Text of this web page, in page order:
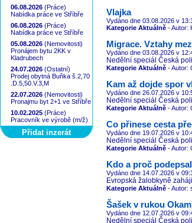
06.08.2026 (Práce)
Nabídka práce ve Stříbře
06.08.2026 (Práce)
Nabídka práce ve Stříbře
05.08.2026 (Nemovitosti)
Pronájem bytu 2KK v
Kladrubech
24.07.2026 (Ostatní)
Prodej obytná Buňka š.2,70
.D.5,50.V.3,M
22.07.2026 (Nemovitosti)
Pronajmu byt 2+1 ve Stříbře
10.02.2025 (Práce)
Pracovník ve výrobě (m/ž)
Přidat inzerát
Vlajka
Vydáno dne 03.08.2026 v
Kategorie Aktuálně - Autor:
Migrace. Vztahy
Vydáno dne 03.08.2026 v
Nedělní speciál Česká
Kategorie Aktuálně - Autor:
Kam až dojde spor
Vydáno dne 26.07.2026 v
Nedělní speciál Česká
Kategorie Aktuálně - Autor:
Co přinese cesta
Vydáno dne 19.07.2026 v
Nedělní speciál Česká
Kategorie Aktuálně - Autor:
Kdo a proč
Vydáno dne 14.07.2026 v
Evropská žalobkyně
Kategorie Aktuálně - Autor:
Šašek v rukou
Vydáno dne 12.07.2026 v
Nedělní speciál Česká